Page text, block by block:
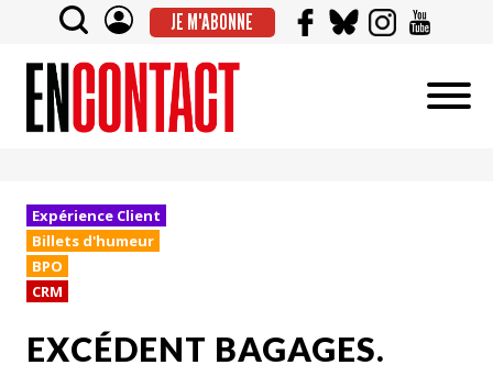
JE M'ABONNE
Expérience Client
Billets d'humeur
BPO
CRM
EXCÉDENT BAGAGES.